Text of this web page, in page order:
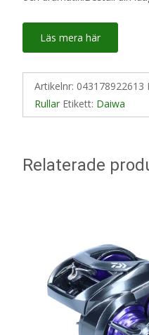
Läs mera här
Artikelnr: 043178922613
Rullar Etikett: Daiwa
Relaterade